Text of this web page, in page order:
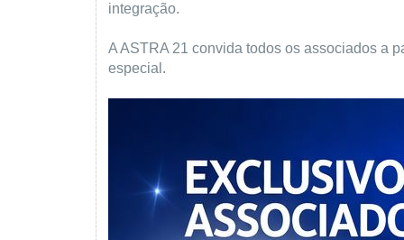
integração.
A ASTRA 21 convida todos os associados a
especial.